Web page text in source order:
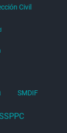
Civil
SMDIF